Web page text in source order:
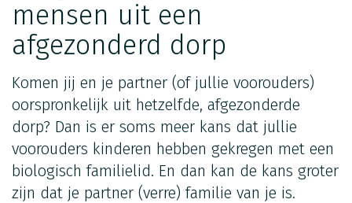
mensen uit een
afgezonderd dorp
Komen jij en je partner (of jullie voorouders)
oorspronkelijk uit hetzelfde, afgezonderde
dorp? Dan is er soms meer kans dat jullie
voorouders kinderen hebben gekregen met een
biologisch familielid. En dan kan de kans groter
zijn dat je partner (verre) familie van je is.